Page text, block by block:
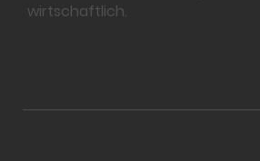
wirtschaftlich.